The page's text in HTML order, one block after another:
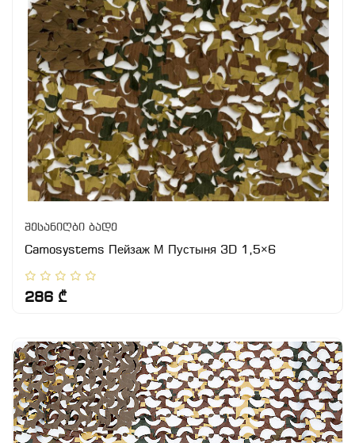
შესანიღბი ბადე
Camosystems Пейзаж М Пустыня 3D 1,5×6
286 ₾